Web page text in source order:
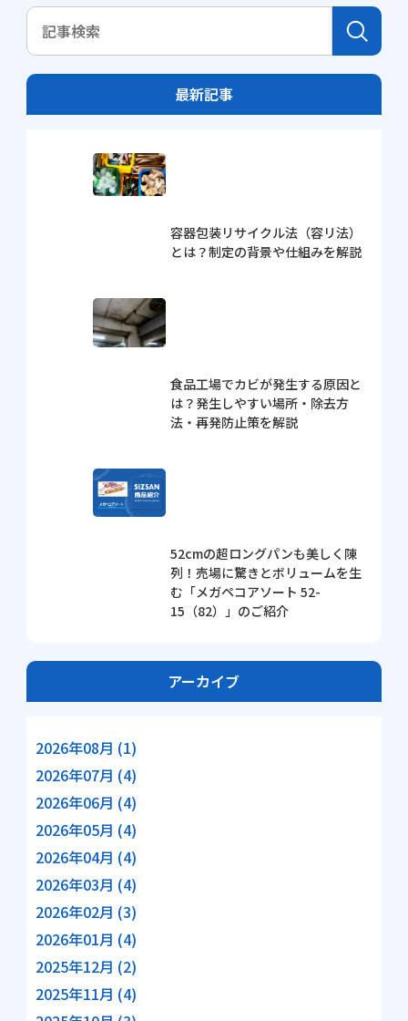
最新記事
容器包装リサイクル法（容リ法）
とは？制定の背景や仕組みを解説
食品工場でカビが発生する原因と
は？発生しやすい場所・除去方
法・再発防止策を解説
52cmの超ロングパンも美しく陳
列！売場に驚きとボリュームを生
む「メガペコアソート 52-
15（82）」のご紹介
アーカイブ
2026年08月 (1)
2026年07月 (4)
2026年06月 (4)
2026年05月 (4)
2026年04月 (4)
2026年03月 (4)
2026年02月 (3)
2026年01月 (4)
2025年12月 (2)
2025年11月 (4)